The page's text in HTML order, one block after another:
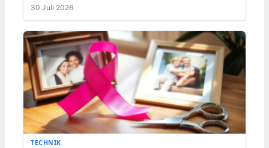
30 Juli 2026
TECHNIK